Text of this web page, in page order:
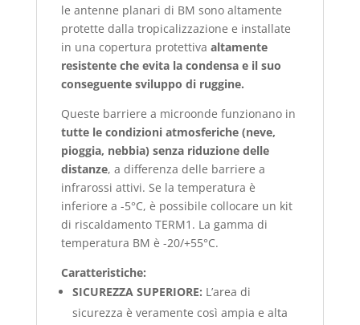
le antenne planari di BM sono altamente
protette dalla tropicalizzazione e installate
in una copertura protettiva altamente
resistente che evita la condensa e il suo
conseguente sviluppo di ruggine.
Queste barriere a microonde funzionano in
tutte le condizioni atmosferiche (neve,
pioggia, nebbia) senza riduzione delle
distanze, a differenza delle barriere a
infrarossi attivi. Se la temperatura è
inferiore a -5°C, è possibile collocare un kit
di riscaldamento TERM1. La gamma di
temperatura BM è -20/+55°C.
Caratteristiche:
SICUREZZA SUPERIORE: L’area di
sicurezza è veramente così ampia e alta